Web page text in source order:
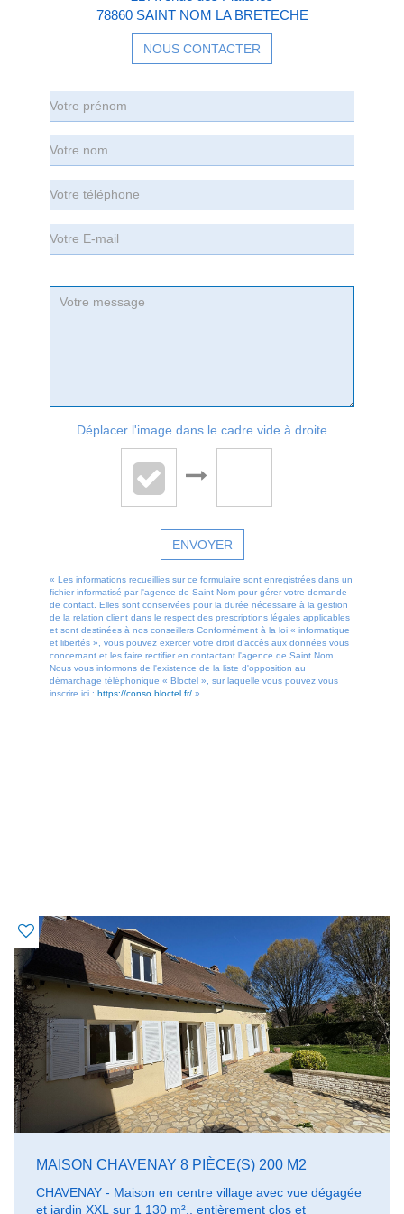
78860 SAINT NOM LA BRETECHE
NOUS CONTACTER
Déplacer l'image dans le cadre vide à droite
ENVOYER
« Les informations recueillies sur ce formulaire sont enregistrées dans un
fichier informatisé par l'agence de Saint-Nom pour gérer votre demande
de contact. Elles sont conservées pour la durée nécessaire à la gestion
de la relation client dans le respect des prescriptions légales applicables
et sont destinées à nos conseillers Conformément à la loi « informatique
et libertés », vous pouvez exercer votre droit d'accès aux données vous
concernant et les faire rectifier en contactant l'agence de Saint Nom .
Nous vous informons de l'existence de la liste d'opposition au
démarchage téléphonique « Bloctel », sur laquelle vous pouvez vous
inscrire ici : https://conso.bloctel.fr/ »
MAISON CHAVENAY 8 PIÈCE(S) 200 M2
CHAVENAY - Maison en centre village avec vue dégagée
et jardin XXL sur 1 130 m²., entièrement clos et